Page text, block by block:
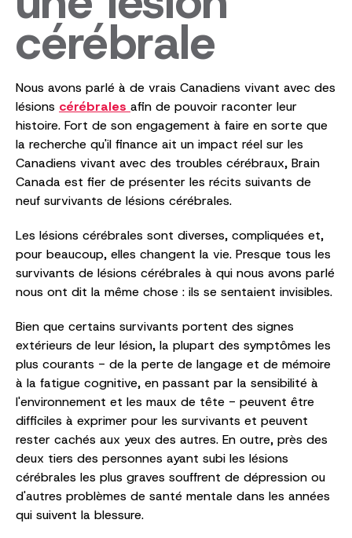
cérébrale
Nous avons parlé à de vrais Canadiens vivant avec des
lésions cérébrales afin de pouvoir raconter leur
histoire. Fort de son engagement à faire en sorte que
la recherche qu'il finance ait un impact réel sur les
Canadiens vivant avec des troubles cérébraux, Brain
Canada est fier de présenter les récits suivants de
neuf survivants de lésions cérébrales.
Les lésions cérébrales sont diverses, compliquées et,
pour beaucoup, elles changent la vie. Presque tous les
survivants de lésions cérébrales à qui nous avons parlé
nous ont dit la même chose : ils se sentaient invisibles.
Bien que certains survivants portent des signes
extérieurs de leur lésion, la plupart des symptômes les
plus courants - de la perte de langage et de mémoire
à la fatigue cognitive, en passant par la sensibilité à
l'environnement et les maux de tête - peuvent être
difficiles à exprimer pour les survivants et peuvent
rester cachés aux yeux des autres. En outre, près des
deux tiers des personnes ayant subi les lésions
cérébrales les plus graves souffrent de dépression ou
d'autres problèmes de santé mentale dans les années
qui suivent la blessure.